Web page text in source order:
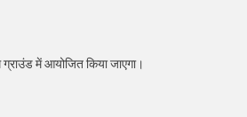
में आयोजित किया जाएगा।